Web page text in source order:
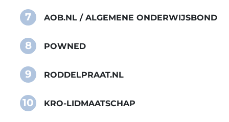
7 AOB.NL / ALGEMENE ONDERWIJSBOND
8 POWNED
9 RODDELPRAAT.NL
10 KRO-LIDMAATSCHAP